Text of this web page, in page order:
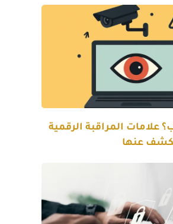
علامات المراقبة الرقمية
عنها